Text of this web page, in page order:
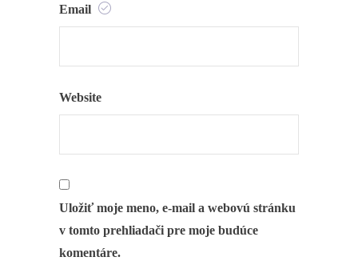
Email
Website
Uložiť moje meno, e-mail a webovú stránku
v tomto prehliadači pre moje budúce
komentáre.